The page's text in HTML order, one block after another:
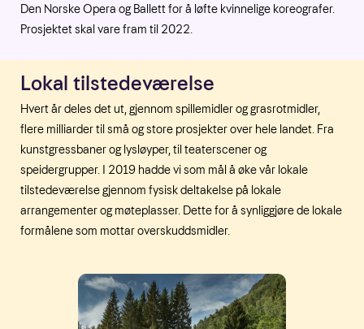
Den Norske Opera og Ballett for å løfte kvinnelige koreografer.
Prosjektet skal vare fram til 2022.
Lokal tilstedeværelse
Hvert år deles det ut, gjennom spillemidler og grasrotmidler,
flere milliarder til små og store prosjekter over hele landet. Fra
kunstgressbaner og lysløyper, til teaterscener og
speidergrupper. I 2019 hadde vi som mål å øke vår lokale
tilstedeværelse gjennom fysisk deltakelse på lokale
arrangementer og møteplasser. Dette for å synliggjøre de lokale
formålene som mottar overskuddsmidler.